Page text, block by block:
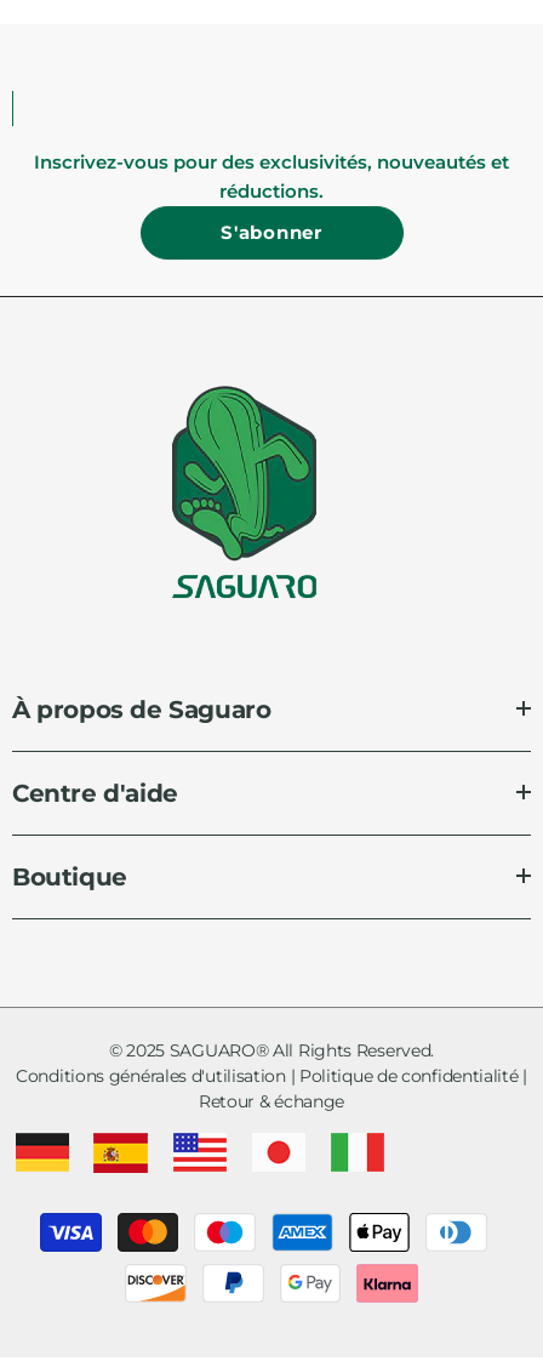
Inscrivez-vous pour des exclusivités, nouveautés et
réductions.
S'abonner
À propos de Saguaro
Centre d'aide
Boutique
© 2025 SAGUARO® All Rights Reserved.
Conditions générales d'utilisation| Politique de confidentialité|
Retour & échange
Moyens
de
paiement